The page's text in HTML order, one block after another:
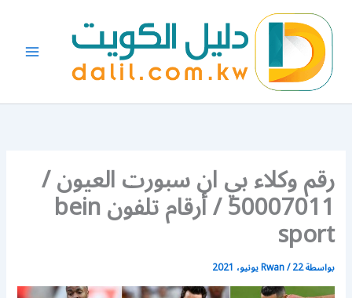
المحتوى
رقم وكلاء بي ان سبورت العيون /
50007011 / أرقام تلفون bein
sport
بواسطة Rwan/22 يونيو، 2021